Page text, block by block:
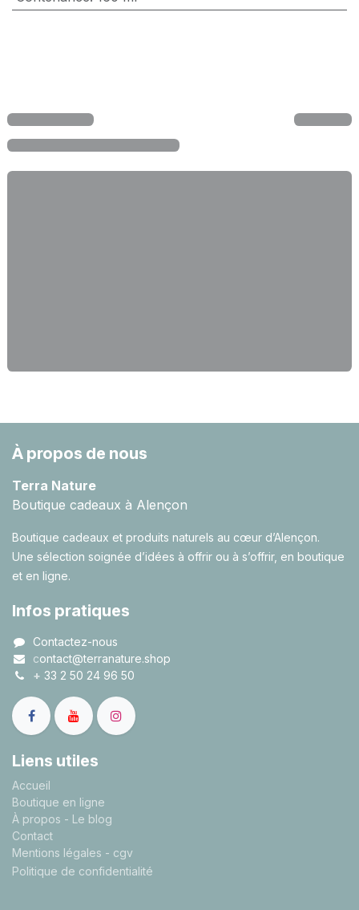
À propos de nous
Terra Nature
Boutique cadeaux à Alençon
Boutique cadeaux et produits naturels au cœur d’Alençon.
Une sélection soignée d’idées à offrir ou à s’offrir, en boutique
et en ligne.
Infos pratiques
Contactez-nous
contact@terranature.shop
+ 33 2 50 24 96 50
Liens utiles
Accueil
Boutique en ligne
À propos - Le blog
Contact
Mentions légales - cgv
Politique de confidentialité